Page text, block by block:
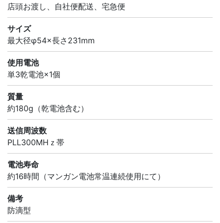
店頭お渡し、自社便配送、宅急便
サイズ
最大径φ54×長さ231mm
使用電池
単3乾電池×1個
質量
約180g（乾電池含む）
送信周波数
PLL300MHｚ帯
電池寿命
約16時間（マンガン電池常温連続使用にて）
備考
防滴型